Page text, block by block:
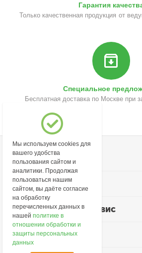
Гарантия
Только качественная продукция от
Специальное
Бесплатная доставка по Москве при
Моя учетная запись
Информация
Покупательский сервис
Контакты
Мы используем cookies для
вашего удобства
пользования сайтом и
аналитики. Продолжая
пользоваться нашим
сайтом, вы даёте согласие
на обработку
перечисленных данных в
нашейполитике в
отношении обработки и
защиты персональных
данных